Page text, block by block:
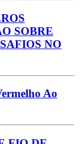
SOBRE
NO
Ao